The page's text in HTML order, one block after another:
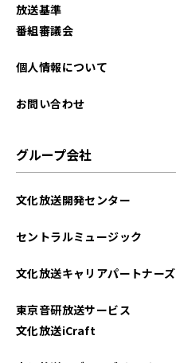
放送基準
番組審議会
個人情報について
お問い合わせ
グループ会社
文化放送開発センター
セントラルミュージック
文化放送キャリアパートナーズ
東京音研放送サービス
文化放送iCraft